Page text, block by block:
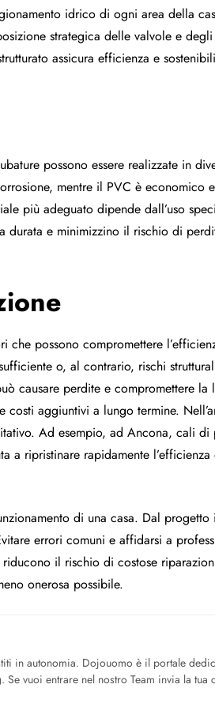
idrico di ogni area della
strategica delle valvole e
assicura efficienza e
possono essere realizzate in
mentre il PVC è economico
più adeguato dipende dall’uso
e minimizzino il rischio di
che possono compromettere
o, al contrario, rischi
causare perdite e compromettere la
aggiuntivi a lungo termine.
Ad esempio, ad Ancona, cali di
a ripristinare rapidamente
di una casa. Dal
errori comuni e affidarsi a
il rischio di costose
onerosa possibile.
in autonomia. Dojouomo è il portale
vuoi entrare nel nostro Team invia la tua